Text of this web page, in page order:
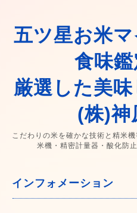
五ツ星お米
食味
厳選した美
(株)神
こだわりの米を確かな技術と精米
米機・精密計量器・酸化防
インフォメーション